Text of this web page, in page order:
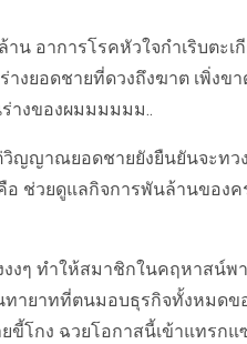
น อาการโรคหัวใจกำเริบตะเ
ยอดชายที่ดวงถึงฆาต เพิ่งขา
างของผมมมมมม..
ญาณยอดชายยังยืนยันจะทวง
ช่วยดูแลกิจการพันล้านของค
ๆ ทำให้สมาชิกในคฤหาสน์พ
ทายาทที่ตนมอบธุรกิจทั้งหมดข
ขี้โกง ฉวยโอกาสนี้เข้าแทรกแ